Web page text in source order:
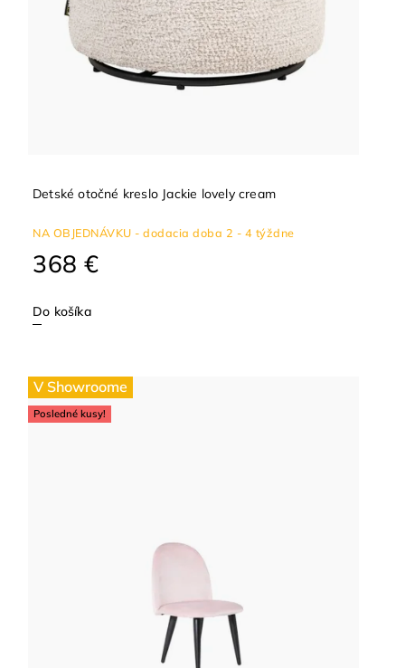
Detské otočné kreslo Jackie lovely cream
NA OBJEDNÁVKU - dodacia doba 2 - 4 týždne
368 €
Do košíka
V Showroome
Posledné kusy!